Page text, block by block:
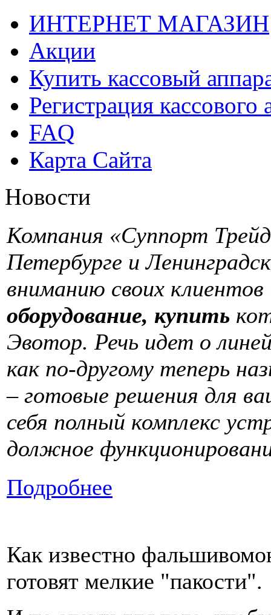
ИНТЕРНЕТ МАГАЗИН
Акции
Купить кассовый
Регистрация кассового
FAQ
Карта Сайта
Новости
Компания «Суппорт
Петербурге и
вниманию своих
оборудование, купить
Эвотор. Речь идет о
как по-другому теперь
– готовые решения для
себя полный комплекс
должное
Подробнее
Как известно
готовят мелкие "пакости".